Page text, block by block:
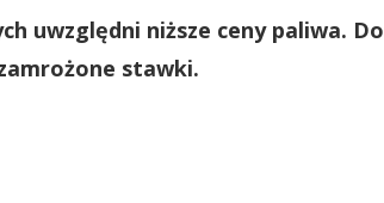
uwzględni niższe ceny paliwa. Do
stawki.